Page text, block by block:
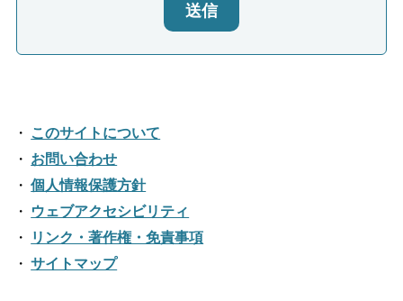
送信
このサイトについて
お問い合わせ
個人情報保護方針
ウェブアクセシビリティ
リンク・著作権・免責事項
サイトマップ